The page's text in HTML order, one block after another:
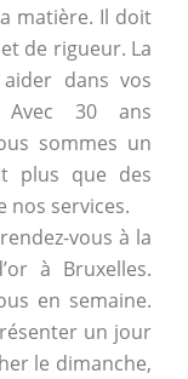
matière. Il doit
de rigueur. La
dans vos
Avec 30 ans
sommes un
plus que des
nos services.
vous à la
à Bruxelles.
en semaine.
un jour
le dimanche,